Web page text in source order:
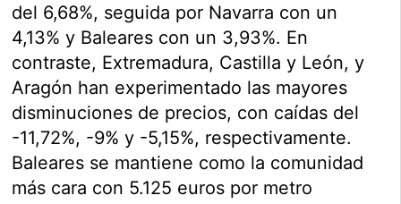
del 6,68%, seguida por Navarra con un
4,13% y Baleares con un 3,93%. En
contraste, Extremadura, Castilla y León, y
Aragón han experimentado las mayores
disminuciones de precios, con caídas del
-11,72%, -9% y -5,15%, respectivamente.
Baleares se mantiene como la comunidad
más cara con 5.125 euros por metro